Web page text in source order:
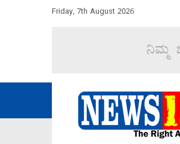
Friday, 7th August 2026
ಮೂಲಕ 60 ಹಡಗುಗಳನ್ನು